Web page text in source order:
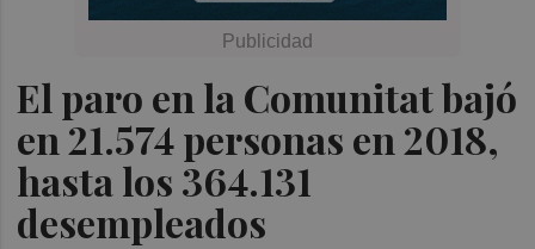
El paro en la Comunitat bajó
en 21.574 personas en 2018,
hasta los 364.131
desempleados